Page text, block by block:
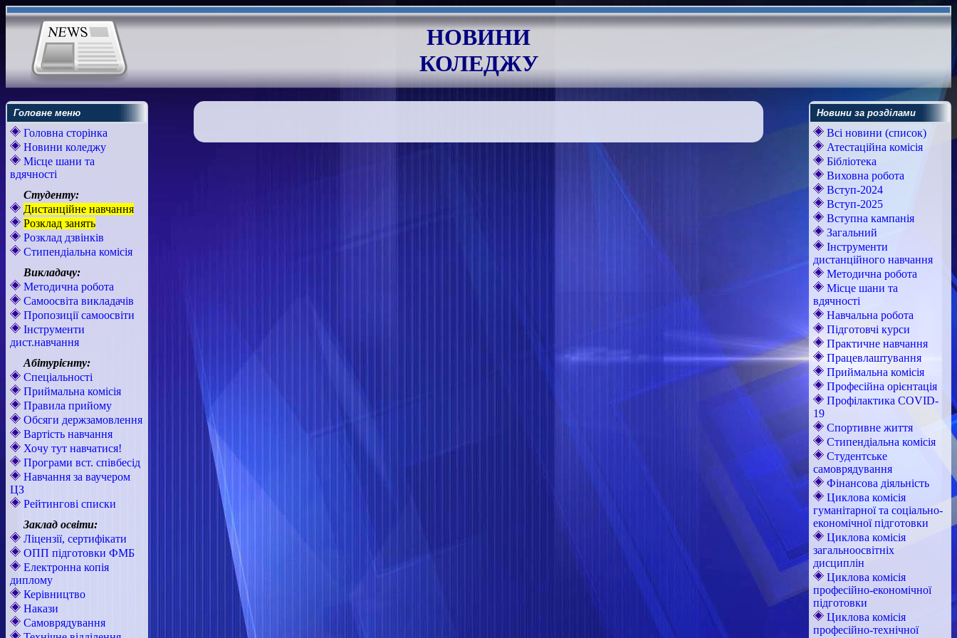
НОВИНИ
КОЛЕДЖУ
Головне меню
Головна сторінка
Новини коледжу
Місце шани та
вдячності
Студенту:
Дистанційне навчання
Розклад занять
Розклад дзвінків
Стипендіальна комісія
Викладачу:
Методична робота
Самоосвіта викладачів
Пропозиції самоосвіти
Інструменти
дист.навчання
Абітурієнту:
Спеціальності
Приймальна комісія
Правила прийому
Обсяги держзамовлення
Вартість навчання
Хочу тут навчатися!
Програми вст. співбесід
Навчання за ваучером
ЦЗ
Рейтингові списки
Заклад освіти:
Ліцензії, сертифікати
ОПП підготовки ФМБ
Електронна копія
диплому
Керівництво
Накази
Самоврядування
Новини за розділами
Всі новини (список)
Атестаційна комісія
Бібліотека
Виховна робота
Вступ-2024
Вступ-2025
Вступна кампанія
Загальний
Інструменти
дистанційного навчання
Методична робота
Місце шани та
вдячності
Навчальна робота
Підготовчі курси
Практичне навчання
Працевлаштування
Приймальна комісія
Професійна орієнтація
Профілактика COVID-
19
Спортивне життя
Стипендіальна комісія
Студентське
самоврядування
Фінансова діяльність
Циклова комісія
гуманітарної та соціально-
економічної підготовки
Циклова комісія
загальноосвітніх
дисциплін
Циклова комісія
професійно-економічної
підготовки
Циклова комісія
професійно-технічної